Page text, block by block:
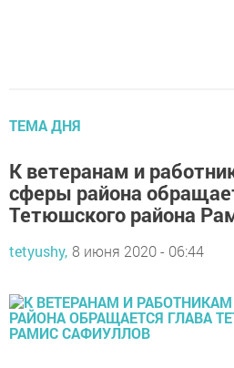
ТЕМА ДНЯ
К ветеранам и
сферы района
Тетюшского района
tetyushy, 8 июня 2020 - 06:44